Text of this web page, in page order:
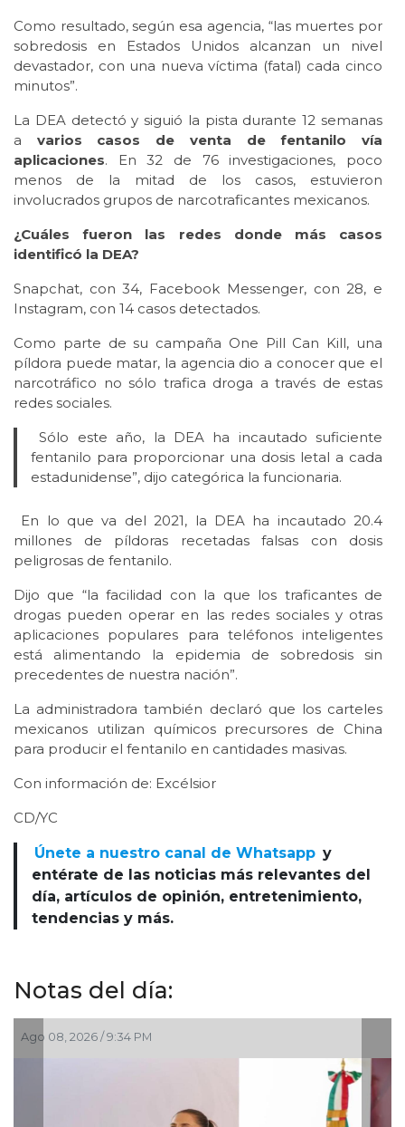
Como resultado, según esa agencia, “las muertes por
sobredosis en Estados Unidos alcanzan un nivel
devastador, con una nueva víctima (fatal) cada cinco
minutos”.
La DEA detectó y siguió la pista durante 12 semanas
a varios casos de venta de fentanilo vía
aplicaciones. En 32 de 76 investigaciones, poco
menos de la mitad de los casos, estuvieron
involucrados grupos de narcotraficantes mexicanos.
¿Cuáles fueron las redes donde más casos
identificó la DEA?
Snapchat, con 34, Facebook Messenger, con 28, e
Instagram, con 14 casos detectados.
Como parte de su campaña One Pill Can Kill, una
píldora puede matar, la agencia dio a conocer que el
narcotráfico no sólo trafica droga a través de estas
redes sociales.
Sólo este año, la DEA ha incautado suficiente
fentanilo para proporcionar una dosis letal a cada
estadunidense”, dijo categórica la funcionaria.
En lo que va del 2021, la DEA ha incautado 20.4
millones de píldoras recetadas falsas con dosis
peligrosas de fentanilo.
Dijo que “la facilidad con la que los traficantes de
drogas pueden operar en las redes sociales y otras
aplicaciones populares para teléfonos inteligentes
está alimentando la epidemia de sobredosis sin
precedentes de nuestra nación”.
La administradora también declaró que los carteles
mexicanos utilizan químicos precursores de China
para producir el fentanilo en cantidades masivas.
Con información de: Excélsior
CD/YC
Únete a nuestro canal de Whatsapp y
entérate de las noticias más relevantes del
día, artículos de opinión, entretenimiento,
tendencias y más.
Notas del día:
Ago 05, 2026 / 8:55 PM